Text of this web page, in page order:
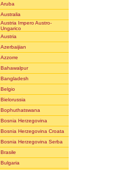
Aruba
Australia
Austria Impero Austro-
Ungarico
Austria
Azerbaijian
Azzorre
Bahawalpur
Bangladesh
Belgio
Bielorussia
Bophuthatswana
Bosnia Herzegovina
Bosnia Herzegovina Croata
Bosnia Herzegovina Serba
Brasile
Bulgaria